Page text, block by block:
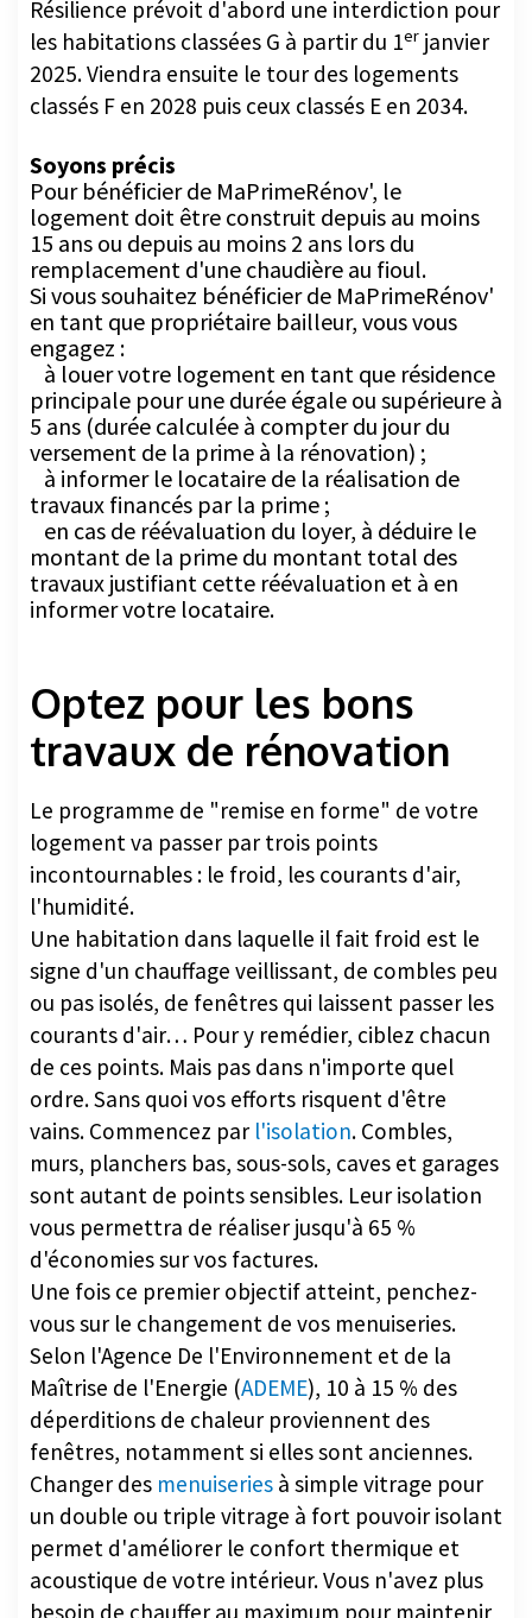
2025. Viendra ensuite le tour des logements
classés F en 2028 puis ceux classés E en 2034.
Soyons précis
Pour bénéficier de MaPrimeRénov', le
logement doit être construit depuis au moins
15 ans ou depuis au moins 2 ans lors du
remplacement d'une chaudière au fioul.
Si vous souhaitez bénéficier de MaPrimeRénov'
en tant que propriétaire bailleur, vous vous
engagez :
à louer votre logement en tant que résidence
principale pour une durée égale ou supérieure à
5 ans (durée calculée à compter du jour du
versement de la prime à la rénovation) ;
à informer le locataire de la réalisation de
travaux financés par la prime ;
en cas de réévaluation du loyer, à déduire le
montant de la prime du montant total des
travaux justifiant cette réévaluation et à en
informer votre locataire.
travaux de rénovation
Le programme de "remise en forme" de votre
logement va passer par trois points
incontournables : le froid, les courants d'air,
l'humidité.
Une habitation dans laquelle il fait froid est le
signe d'un chauffage veillissant, de combles peu
ou pas isolés, de fenêtres qui laissent passer les
courants d'air… Pour y remédier, ciblez chacun
de ces points. Mais pas dans n'importe quel
ordre. Sans quoi vos efforts risquent d'être
vains. Commencez parl'isolation. Combles,
murs, planchers bas, sous-sols, caves et garages
sont autant de points sensibles. Leur isolation
vous permettra de réaliser jusqu'à 65 %
d'économies sur vos factures.
Une fois ce premier objectif atteint, penchez-
vous sur le changement de vos menuiseries.
Selon l'Agence De l'Environnement et de la
Maîtrise de l'Energie (ADEME), 10 à 15 % des
déperditions de chaleur proviennent des
fenêtres, notamment si elles sont anciennes.
Changer desmenuiseriesà simple vitrage pour
un double ou triple vitrage à fort pouvoir isolant
permet d'améliorer le confort thermique et
acoustique de votre intérieur. Vous n'avez plus
besoin de chauffer au maximum pour maintenir
une température agréable dans vos pièces. Vous